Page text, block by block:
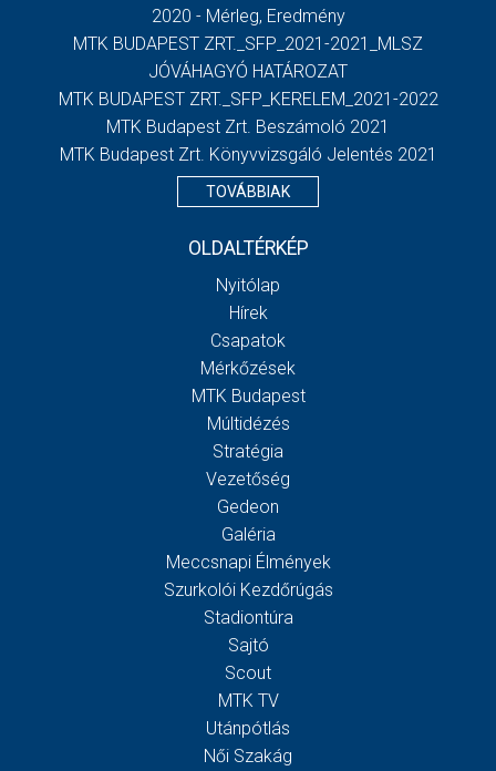
2020 - Mérleg, Eredmény
MTK BUDAPEST ZRT._SFP_2021-2021_MLSZ
JÓVÁHAGYÓ HATÁROZAT
MTK BUDAPEST ZRT._SFP_KERELEM_2021-2022
MTK Budapest Zrt. Beszámoló 2021
MTK Budapest Zrt. Könyvvizsgáló Jelentés 2021
TOVÁBBIAK
OLDALTÉRKÉP
Nyitólap
Hírek
Csapatok
Mérkőzések
MTK Budapest
Múltidézés
Stratégia
Vezetőség
Gedeon
Galéria
Meccsnapi Élmények
Szurkolói Kezdőrúgás
Stadiontúra
Sajtó
Scout
MTK TV
Utánpótlás
Női Szakág